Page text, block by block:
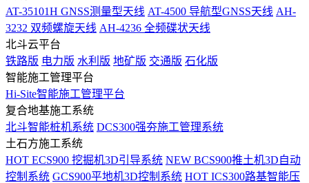
AT-35101H GNSS测量型天线 AT-4500 导航型GNSS天线 AH-
3232 双频螺旋天线 AH-4236 全频碟状天线
北斗云平台
铁路版 电力版 水利版 地矿版 交通版 石化版
智能施工管理平台
Hi-Site智能施工管理平台
复合地基施工系统
北斗智能桩机系统 DCS300强夯施工管理系统
土石方施工系统
HOT ECS900 挖掘机3D引导系统 NEW BCS900推土机3D自动
控制系统 GCS900平地机3D控制系统 HOT ICS300路基智能压